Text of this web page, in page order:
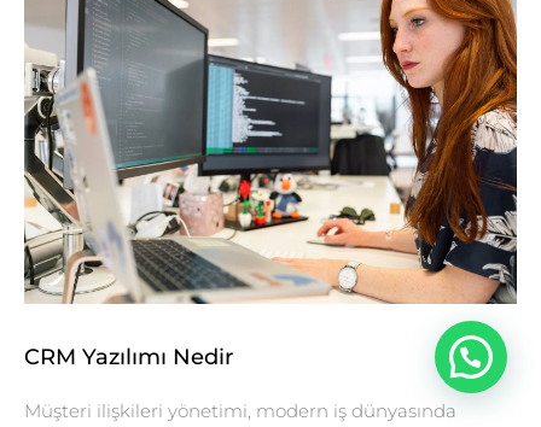
CRM Yazılımı Nedir
Müşteri ilişkileri yönetimi, modern iş dünyasında